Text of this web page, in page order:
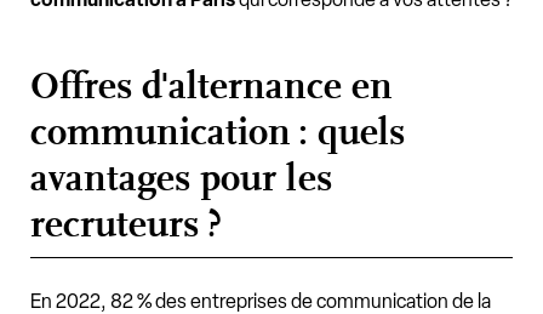
Offres d'alternance en
communication : quels
avantages pour les
recruteurs ?
En 2022, 82 % des entreprises de communication de la